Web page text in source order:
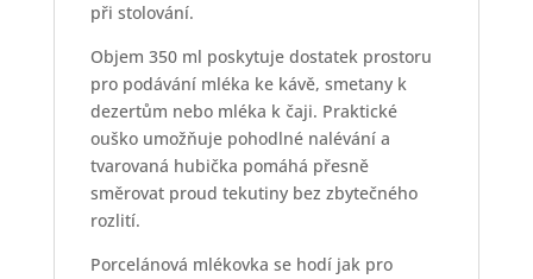
při stolování.
Objem 350 ml poskytuje dostatek prostoru
pro podávání mléka ke kávě, smetany k
dezertům nebo mléka k čaji. Praktické
ouško umožňuje pohodlné nalévání a
tvarovaná hubička pomáhá přesně
směrovat proud tekutiny bez zbytečného
rozlití.
Porcelánová mlékovka se hodí jak pro